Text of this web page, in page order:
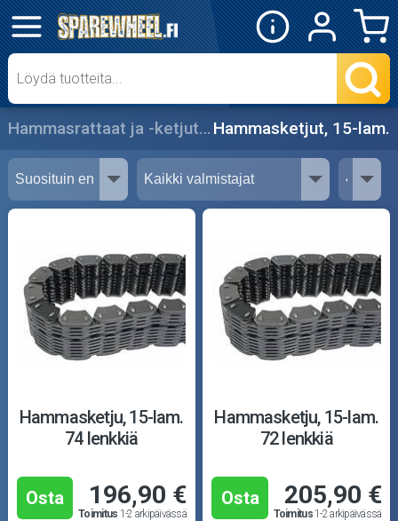
✕
Mopon osat
Skootterin osat
Crossipyörän osat
Moottoripyörän osat
Moottorikelkan osat
Mopoauton osat
Mönkijän osat
Ajovarusteet
Nastarenkaat
Hammasrattaat ja -ketjut Hammasketjut, 15-lam.
Hammasketju, 15-lam.
74 lenkkiä
Osta 196,90 €
Toimitus 1-2 arkipäivässä
Hammasketju, 15-lam.
72 lenkkiä
Osta 205,90 €
Toimitus1-2 arkipäivässä